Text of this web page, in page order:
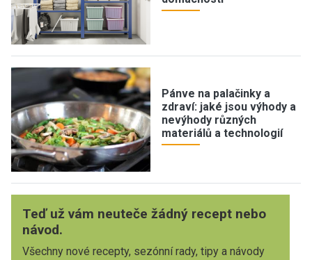
Pánve na palačinky a
zdraví: jaké jsou výhody a
nevýhody různých
materiálů a technologií
Teď už vám neuteče žádný recept nebo
návod.
Všechny nové recepty, sezónní rady, tipy a návody